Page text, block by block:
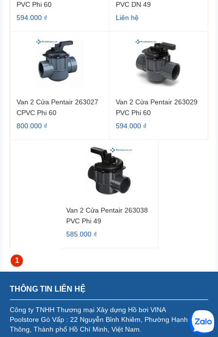
PVC Phi 60
594.000 ₫
PVC DN 49
Liên hệ
Van 2 Cửa Pentair 263027
CPVC Phi 60
800.000 ₫
Van 2 Cửa Pentair 263029
PVC Phi 60
594.000 ₫
Van 2 Cửa Pentair 263038
PVC Phi 49
585.000 ₫
1
THÔNG TIN LIÊN HỆ
Công ty TNHH Thương mại Xây dựng Hồ bơi VINA
Poolstore Gò Vấp : 22 Nguyễn Bỉnh Khiêm, Phường Hạnh
Thông, Thành phố Hồ Chí Minh, Việt Nam.